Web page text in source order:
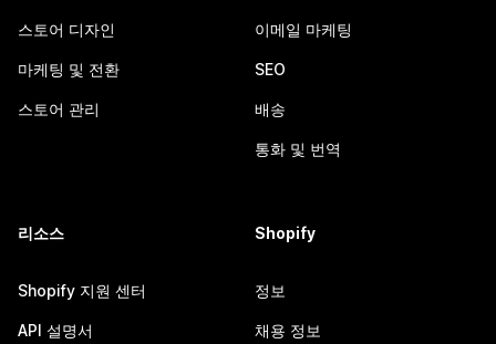
스토어 디자인
마케팅 및 전환
스토어 관리
이메일 마케팅
SEO
배송
통화 및 번역
리소스
Shopify 지원 센터
API 설명서
Shopify
정보
채용 정보